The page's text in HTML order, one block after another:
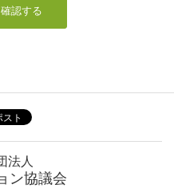
認する
法人
ン協議会